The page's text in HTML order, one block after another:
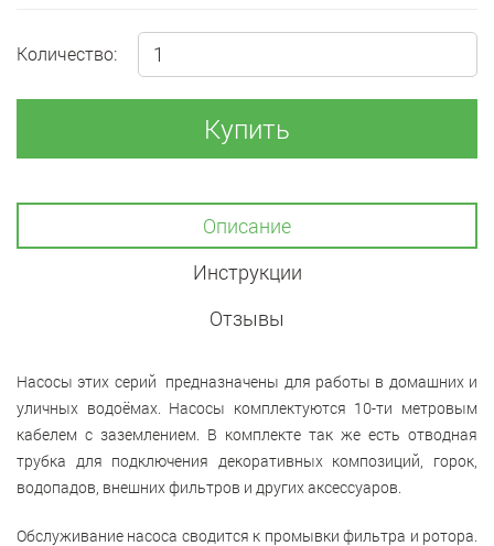
Количество:
Купить
Описание
Инструкции
Отзывы
Насосы этих серий предназначены для работы в домашних и
уличных водоёмах. Насосы комплектуются 10-ти метровым
кабелем с заземлением. В комплекте так же есть отводная
трубка для подключения декоративных композиций, горок,
водопадов, внешних фильтров и других аксессуаров.
Обслуживание насоса сводится к промывки фильтра и ротора.